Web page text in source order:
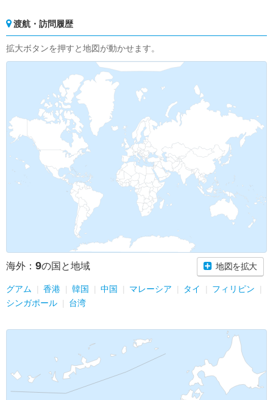
渡航・訪問履歴
拡大ボタンを押すと地図が動かせます。
海外： 9の国と地域 地図を拡大
グアム 香港 韓国 中国 マレーシア タイ
フィリピン
シンガポール
台湾